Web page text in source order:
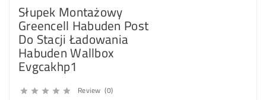
Słupek Montażowy
Greencell Habuden Post
Do Stacji Ładowania
Habuden Wallbox
Evgcakhp1
     Review (0)